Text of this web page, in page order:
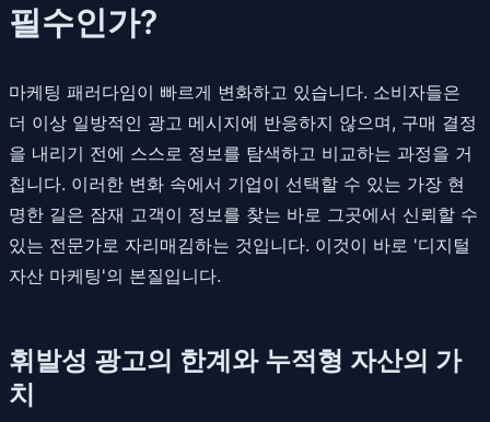
필수인가?
마케팅 패러다임이 빠르게 변화하고 있습니다. 소비자들은
더 이상 일방적인 광고 메시지에 반응하지 않으며, 구매 결정
을 내리기 전에 스스로 정보를 탐색하고 비교하는 과정을 거
칩니다. 이러한 변화 속에서 기업이 선택할 수 있는 가장 현
명한 길은 잠재 고객이 정보를 찾는 바로 그곳에서 신뢰할 수
있는 전문가로 자리매김하는 것입니다. 이것이 바로 '디지털
자산 마케팅'의 본질입니다.
휘발성 광고의 한계와 누적형 자산의 가
치